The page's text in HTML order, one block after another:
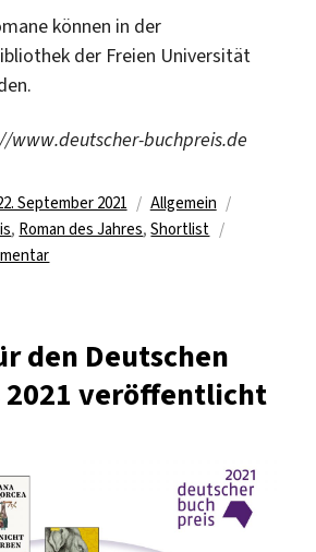
können in der
der Freien Universität
www.deutscher-buchpreis.de
September 2021 Kategorien
Allgemein
, Roman des Jahres,Shortlist
zu
deutschen
Buchpreis
2021
den Deutschen
2021 veröffentlicht